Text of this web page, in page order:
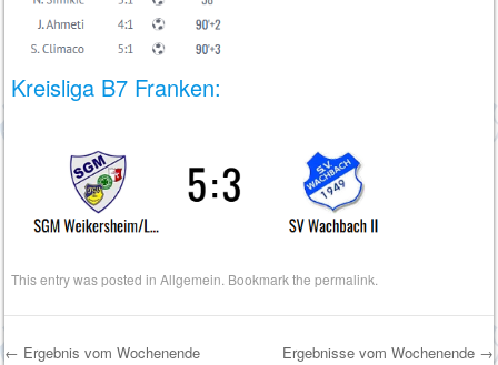
Kreisliga B7 Franken:
This entry was posted inAllgemein . Bookmark thepermalink
← Ergebnis vom Wochenende
Ergebnisse vom Wochenende →